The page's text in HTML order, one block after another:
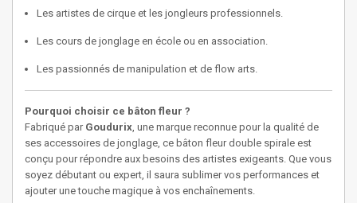
Les artistes de cirque et les jongleurs professionnels.
Les cours de jonglage en école ou en association.
Les passionnés de manipulation et de flow arts.
Pourquoi choisir ce bâton fleur ?
Fabriqué par Goudurix , une marque reconnue pour la qualité de
ses accessoires de jonglage, ce bâton fleur double spirale est
conçu pour répondre aux besoins des artistes exigeants. Que vous
soyez débutant ou expert, il saura sublimer vos performances et
ajouter une touche magique à vos enchaînements.